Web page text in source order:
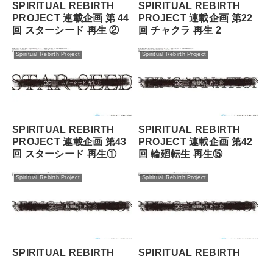
SPIRITUAL REBIRTH
PROJECT 連載企画 第 44
回 スターシード 再⽣ ②
SPIRITUAL REBIRTH
PROJECT 連載企画 第22
回 チャクラ 再生 2
Spiritual Rebirth Project
SPIRITUAL REBIRTH
PROJECT 連載企画 第43
回 スターシード 再⽣①
Spiritual Rebirth Project
SPIRITUAL REBIRTH
PROJECT 連載企画 第42
回 輪廻転⽣ 再⽣⑮
Spiritual Rebirth Project
SPIRITUAL REBIRTH
Spiritual Rebirth Project
SPIRITUAL REBIRTH